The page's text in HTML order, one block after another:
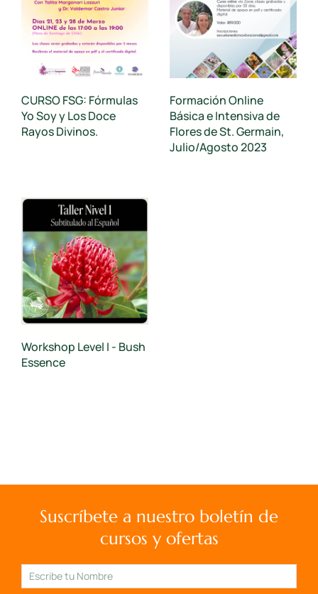
CURSO FSG: Fórmulas
Yo Soy y Los Doce
Rayos Divinos.
Formación Online
Básica e Intensiva de
Flores de St. Germain,
Julio/Agosto 2023
Workshop Level I - Bush
Essence
Suscríbete a nuestro boletín de
cursos y ofertas